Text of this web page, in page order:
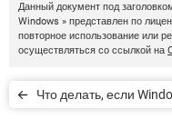
Данный документ под
Windows » представлен по
повторное использование или
осуществляться со ссылкой на
Что делать, если